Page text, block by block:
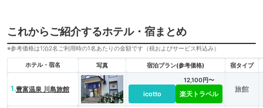
これからご紹介するホテル・宿まとめ
※参考価格は1泊2名ご利用時の1名あたりの金額です（税およびサービス料込み）
ホテル・宿名 写真 宿泊プラン(参考価格) 宿タイプ
1.豊富温泉 川島旅館
icotto
12,100円〜
楽天トラベル
旅館